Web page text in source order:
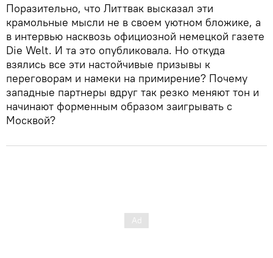
Поразительно, что Литтвак высказал эти
крамольные мысли не в своем уютном бложике, а
в интервью насквозь официозной немецкой газете
Die Welt. И та это опубликовала. Но откуда
взялись все эти настойчивые призывы к
переговорам и намеки на примирение? Почему
западные партнеры вдруг так резко меняют тон и
начинают форменным образом заигрывать с
Москвой?